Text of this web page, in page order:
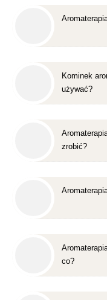
Kominek
używać?
zrobić?
co?